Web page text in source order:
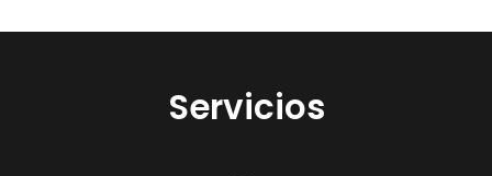
Servicios